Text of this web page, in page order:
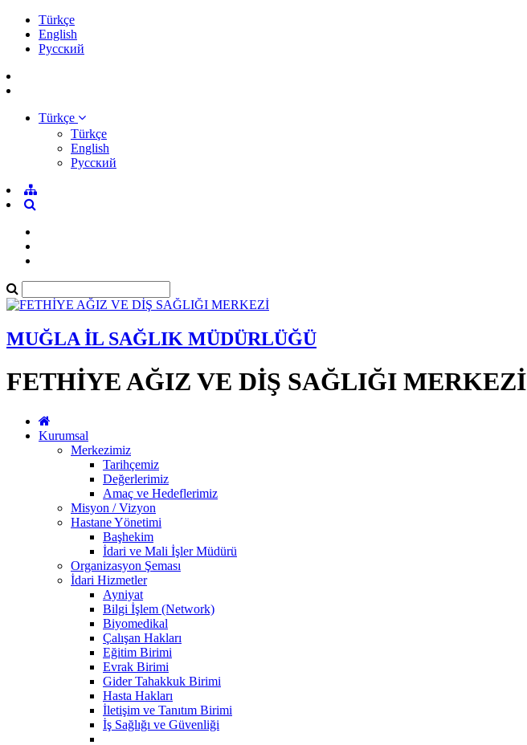
Türkçe
English
Pусский
Türkçe
Türkçe
English
Pусский
MUĞLA İL SAĞLIK MÜDÜRLÜĞÜ
FETHİYE AĞIZ VE DİŞ SAĞLIĞI MERKEZİ
Kurumsal
Merkezimiz
Tarihçemiz
Değerlerimiz
Amaç ve Hedeflerimiz
Misyon / Vizyon
Hastane Yönetimi
Başhekim
İdari ve Mali İşler Müdürü
Organizasyon Şeması
İdari Hizmetler
Ayniyat
Bilgi İşlem (Network)
Biyomedikal
Çalışan Hakları
Eğitim Birimi
Evrak Birimi
Gider Tahakkuk Birimi
Hasta Hakları
İletişim ve Tanıtım Birimi
İş Sağlığı ve Güvenliği